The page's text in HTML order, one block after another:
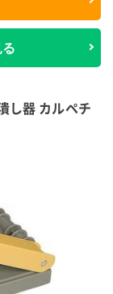
し器 カルペチ